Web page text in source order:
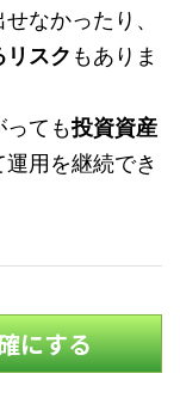
なかったり、
リスク もありま
っても投資資産
用を継続でき
にする